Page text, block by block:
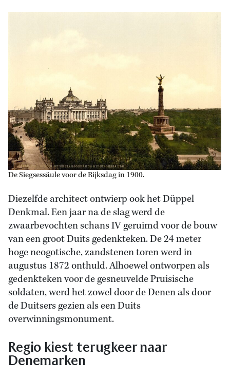
De Siegsessäule voor de Rijksdag in 1900.
Diezelfde architect ontwierp ook het Düppel
Denkmal. Een jaar na de slag werd de
zwaarbevochten schans IV geruimd voor de bouw
van een groot Duits gedenkteken. De 24 meter
hoge neogotische, zandstenen toren werd in
augustus 1872 onthuld. Alhoewel ontworpen als
gedenkteken voor de gesneuvelde Pruisische
soldaten, werd het zowel door de Denen als door
de Duitsers gezien als een Duits
overwinningsmonument.
Regio kiest terugkeer naar
Denemarken